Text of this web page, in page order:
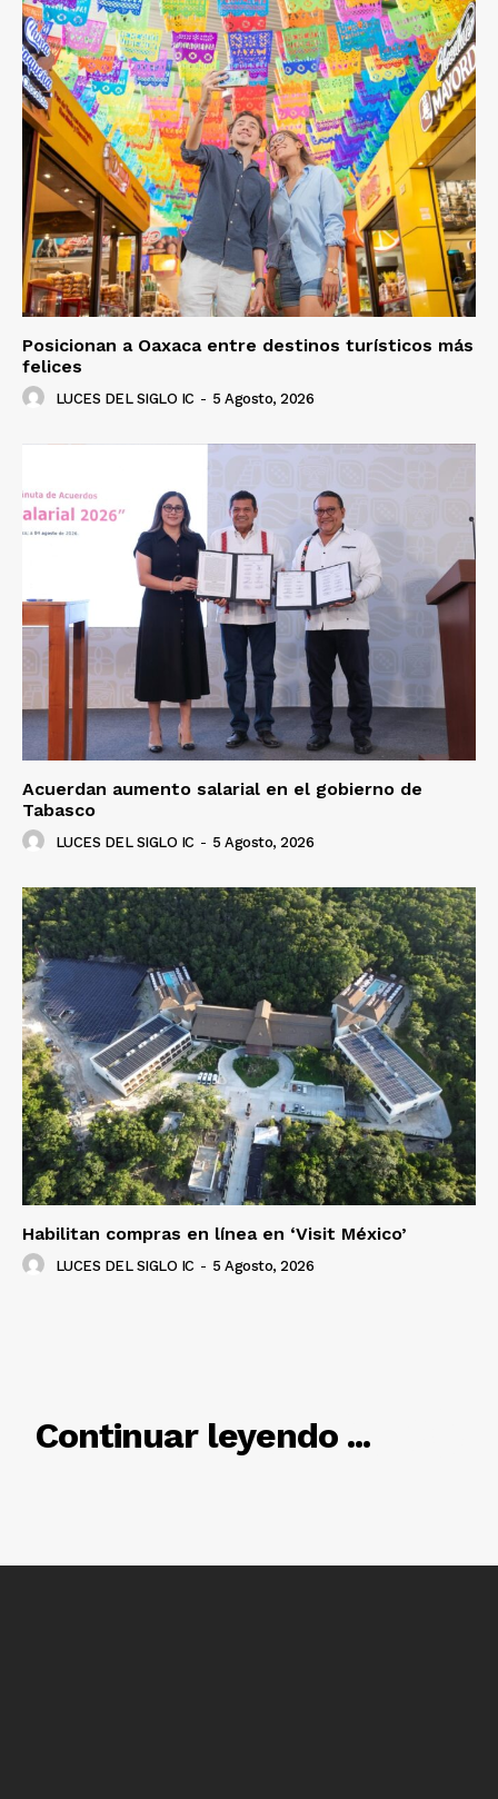
Posicionan a Oaxaca entre destinos turísticos más
felices
LUCES DEL SIGLO IC - 5 Agosto, 2026
Acuerdan aumento salarial en el gobierno de
Tabasco
LUCES DEL SIGLO IC - 5 Agosto, 2026
Habilitan compras en línea en ‘Visit México’
LUCES DEL SIGLO IC - 5 Agosto, 2026
Continuar leyendo ...
RELACIONADO